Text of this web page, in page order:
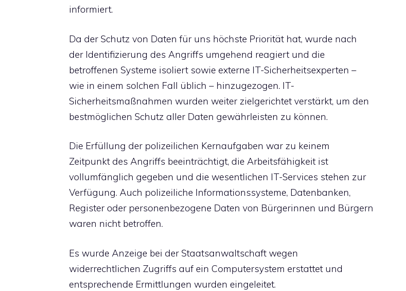
informiert.
Da der Schutz von Daten für uns höchste Priorität hat, wurde nach
der Identifizierung des Angriffs umgehend reagiert und die
betroffenen Systeme isoliert sowie externe IT-Sicherheitsexperten –
wie in einem solchen Fall üblich – hinzugezogen. IT-
Sicherheitsmaßnahmen wurden weiter zielgerichtet verstärkt, um den
bestmöglichen Schutz aller Daten gewährleisten zu können.
Die Erfüllung der polizeilichen Kernaufgaben war zu keinem
Zeitpunkt des Angriffs beeinträchtigt, die Arbeitsfähigkeit ist
vollumfänglich gegeben und die wesentlichen IT-Services stehen zur
Verfügung. Auch polizeiliche Informationssysteme, Datenbanken,
Register oder personenbezogene Daten von Bürgerinnen und Bürgern
waren nicht betroffen.
Es wurde Anzeige bei der Staatsanwaltschaft wegen
widerrechtlichen Zugriffs auf ein Computersystem erstattet und
entsprechende Ermittlungen wurden eingeleitet.